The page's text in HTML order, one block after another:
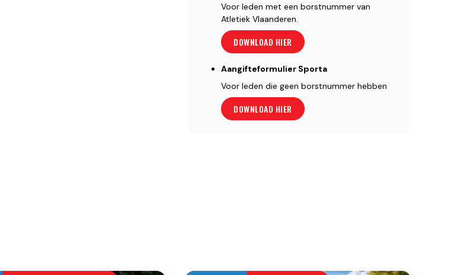
Voor leden met een borstnummer van
Atletiek Vlaanderen.
DOWNLOAD HIER
Aangifteformulier Sporta
Voor leden die geen borstnummer hebben
DOWNLOAD HIER